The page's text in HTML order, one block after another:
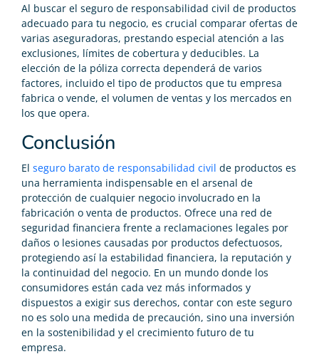
Al buscar el seguro de responsabilidad civil de productos
adecuado para tu negocio, es crucial comparar ofertas de
varias aseguradoras, prestando especial atención a las
exclusiones, límites de cobertura y deducibles. La
elección de la póliza correcta dependerá de varios
factores, incluido el tipo de productos que tu empresa
fabrica o vende, el volumen de ventas y los mercados en
los que opera.
Conclusión
El seguro barato de responsabilidad civil de productos es
una herramienta indispensable en el arsenal de
protección de cualquier negocio involucrado en la
fabricación o venta de productos. Ofrece una red de
seguridad financiera frente a reclamaciones legales por
daños o lesiones causadas por productos defectuosos,
protegiendo así la estabilidad financiera, la reputación y
la continuidad del negocio. En un mundo donde los
consumidores están cada vez más informados y
dispuestos a exigir sus derechos, contar con este seguro
no es solo una medida de precaución, sino una inversión
en la sostenibilidad y el crecimiento futuro de tu
empresa.